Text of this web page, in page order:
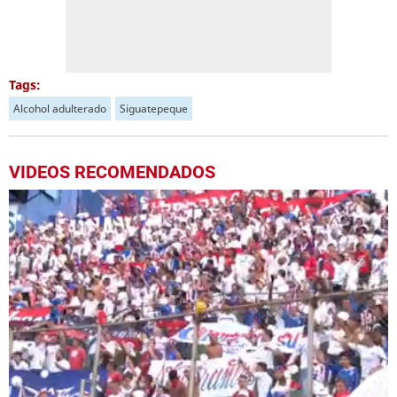
Tags:
Alcohol adulterado Siguatepeque
VIDEOS RECOMENDADOS